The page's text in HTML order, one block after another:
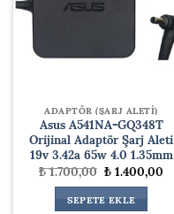
ADAPTÖR (ŞARJ ALETİ)
Asus A541NA-GQ348T
Orijinal Adaptör Şarj Aleti
19v 3.42a 65w 4.0 1.35mm
₺1.700,00Orijinal
fiyat:
₺ 1.700,00.
₺1.400,00Şu
SEPETE EKLE